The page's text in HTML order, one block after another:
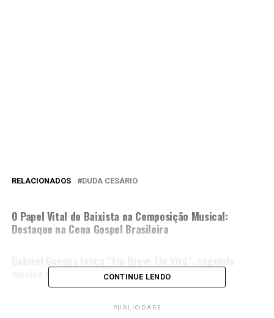
RELACIONADOS DUDA CESÁRIO
O Papel Vital do Baixista na Composição Musical:
Destaque na Cena Gospel Brasileira
música de trabalho de seu novo projeto ao vivo
CONTINUE LENDO
PUBLICIDADE